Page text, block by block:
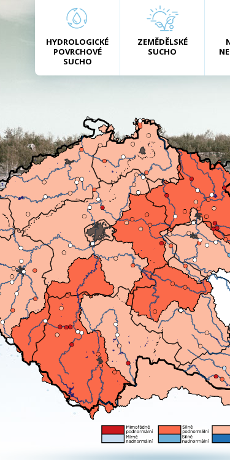
HYDROLOGICKÉ
POVRCHOVÉ
SUCHO
ZEMĚDĚLSKÉ
SUCHO